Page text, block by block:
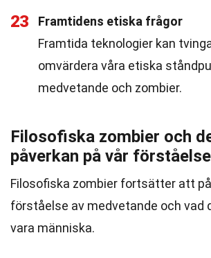
23
Framtidens etiska frågor
Framtida teknologier kan
omvärdera våra etiska
medvetande och zombier.
Filosofiska zombier och
påverkan på vår förståelse
Filosofiska zombier fortsätter att
förståelse av medvetande och vad
vara människa.